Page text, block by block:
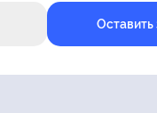
Оставить